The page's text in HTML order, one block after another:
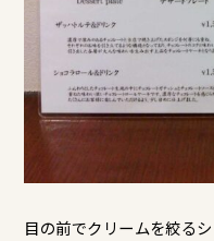
目の前でクリームを絞る